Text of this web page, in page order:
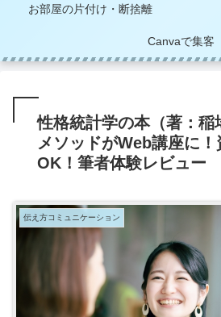
お部屋の片付け・断捨離
Canvaで集客
性格統計学の本（著：稲
メソッドがWeb講座に！
OK！筆者体験レビュー
伝え方コミュニケーション